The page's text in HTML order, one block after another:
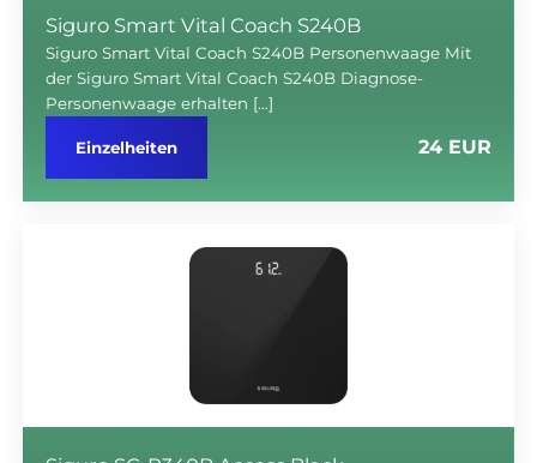
Siguro Smart Vital Coach S240B
Siguro Smart Vital Coach S240B Personenwaage Mit
der Siguro Smart Vital Coach S240B Diagnose-
Personenwaage erhalten […]
Einzelheiten 24 EUR